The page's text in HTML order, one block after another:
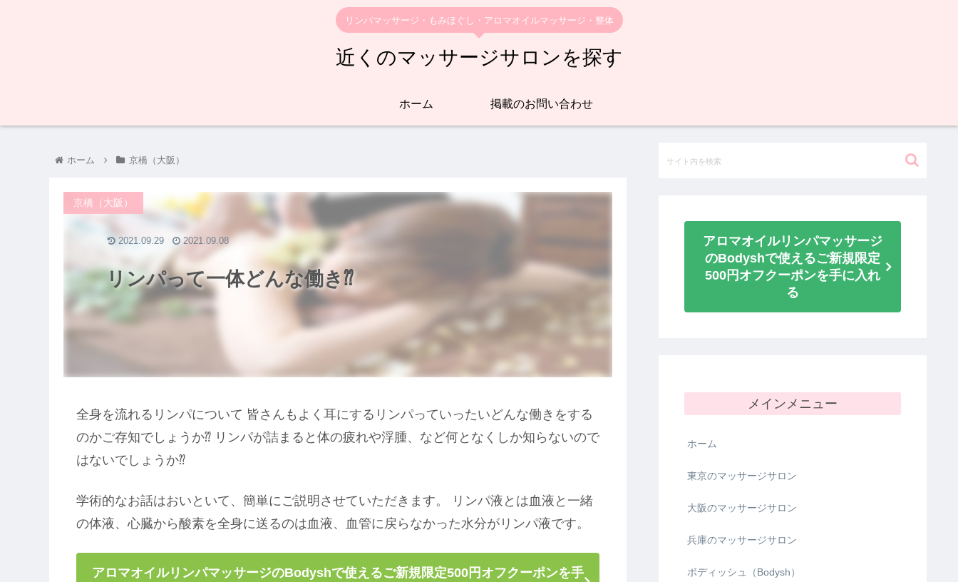
リンパマッサージ・もみほぐし・アロマオイルマッサージ・整体
近くのマッサージサロンを探す
ホーム 掲載のお問い合わせ
ホーム 京橋（大阪）
リンパって一体どんな働き⁇
京橋（大阪）
2021.09.29 2021.09.08
全身を流れるリンパについて 皆さんもよく耳にするリンパっていったいどんな働きをする
のかご存知でしょうか⁇ リンパが詰まると体の疲れや浮腫、など何となくしか知らないので
はないでしょうか⁇
学術的なお話はおいといて、簡単にご説明させていただきます。 リンパ液とは血液と一緒
の体液、心臓から酸素を全身に送るのは血液、血管に戻らなかった水分がリンパ液です。
アロマオイルリンパマッサージのBodyshで使えるご新規限定500円オフクーポンを手
アロマオイルリンパマッサージ
のBodyshで使えるご新規限定
500円オフクーポンを手に入れ
る
メインメニュー
ホーム
東京のマッサージサロン
大阪のマッサージサロン
兵庫のマッサージサロン
ボディッシュ（Bodysh）